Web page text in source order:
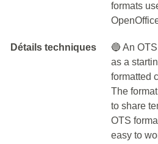
formats
Détails techniques
🔵 An
as a
formatted
The
to share
OTS
easy to